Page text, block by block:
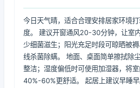
今日天气晴，适合合理安排居家环境
度。 建议开窗通风20-30分钟，让室
少细菌滋生；阳光充足时段可晾晒被
线杀菌除螨。 地面、桌面简单擦拭除
整洁；湿度偏低时可使用加湿器，将
40%-60%更舒适。 起居上建议早睡